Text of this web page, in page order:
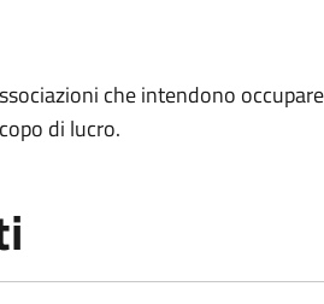
che intendono
di lucro.